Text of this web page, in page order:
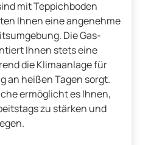
mit Teppichboden
Ihnen eine angenehme
Die Gas-
Ihnen stets eine
die Klimaanlage für
an heißen Tagen sorgt.
ermöglicht es Ihnen,
zu stärken und